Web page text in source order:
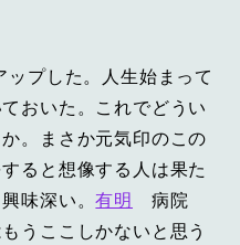
プした。人生始まって
おいた。これでどうい
。まさか元気印のこの
ると想像する人は果た
味深い。有明
病院
うここしかないと思う